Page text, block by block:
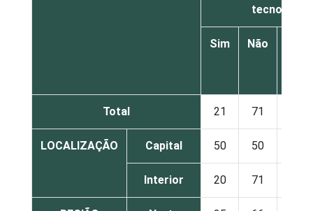
tecnologia
Sim Não
Total 21 71
LOCALIZAÇÃO Capital 50 50
Interior 20 71